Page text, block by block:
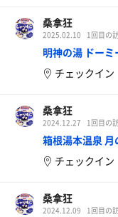
桑拿狂
2025.02.10 1回目の
明神の湯 ドー
チェックイン
桑拿狂
2024.12.27 1回目の
箱根湯本温泉 月
チェックイン
桑拿狂
2024.12.09 1回目の